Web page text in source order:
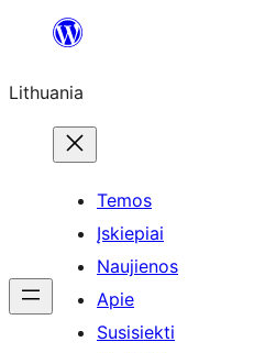
turinio
Lithuania
Temos
Įskiepiai
Naujienos
Apie
Susisiekti